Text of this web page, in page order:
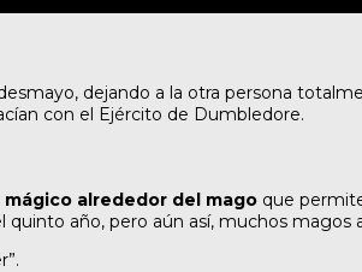
dejando a la otra persona
con el Ejército de Dumbledore.
alrededor del mago que
año, pero aún así, muchos